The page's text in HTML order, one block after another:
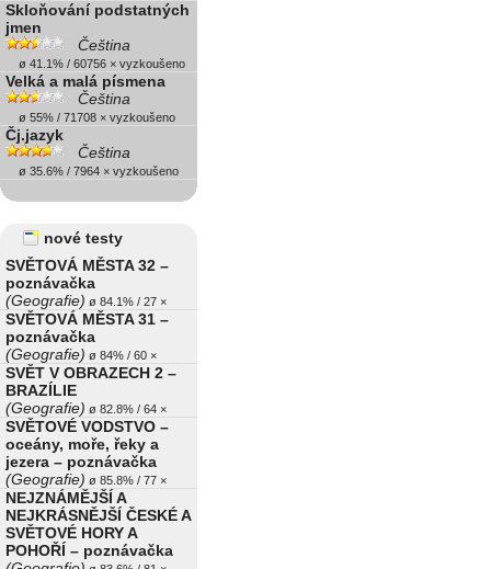
Skloňování podstatných
jmen
Čeština
ø 41.1% / 60756 × vyzkoušeno
Velká a malá písmena
Čeština
ø 55% / 71708 × vyzkoušeno
Čj.jazyk
Čeština
ø 35.6% / 7964 × vyzkoušeno
nové testy
SVĚTOVÁ MĚSTA 32 –
poznávačka
(Geografie) ø 84.1% / 27 ×
SVĚTOVÁ MĚSTA 31 –
poznávačka
(Geografie) ø 84% / 60 ×
SVĚT V OBRAZECH 2 –
BRAZÍLIE
(Geografie) ø 82.8% / 64 ×
SVĚTOVÉ VODSTVO –
oceány, moře, řeky a
jezera – poznávačka
(Geografie) ø 85.8% / 77 ×
NEJZNÁMĚJŠÍ A
NEJKRÁSNĚJŠÍ ČESKÉ A
SVĚTOVÉ HORY A
POHOŘÍ – poznávačka